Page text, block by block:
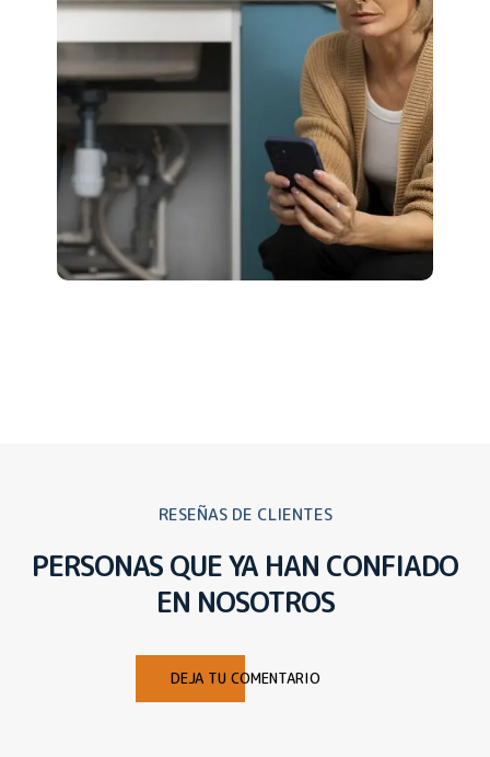
RESEÑAS DE CLIENTES
PERSONAS QUE YA HAN CONFIADO
EN NOSOTROS
DEJA TU COMENTARIO